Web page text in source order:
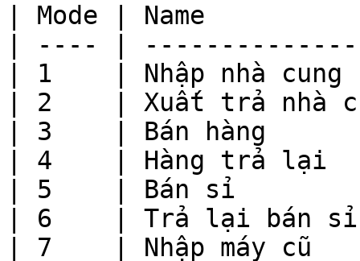
| Mode | Name
| ---- |
| 1    | Nhập nhà
| 2    | Xuất trả
| 3    | Bán hàng
| 4    | Hàng trả
| 5    | Bán sỉ
| 6    | Trả lại
| 7    | Nhập máy